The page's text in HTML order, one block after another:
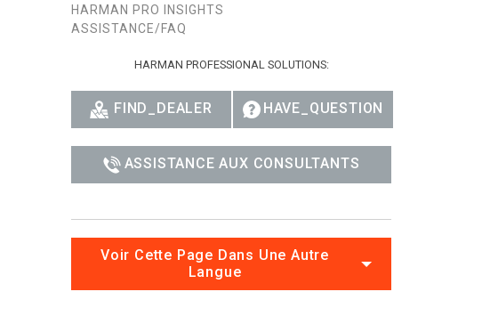
HARMAN PRO INSIGHTS
ASSISTANCE/FAQ
HARMAN PROFESSIONAL SOLUTIONS:
FIND_DEALER HAVE_QUESTION
ASSISTANCE AUX CONSULTANTS
Voir Cette Page Dans Une Autre
Langue